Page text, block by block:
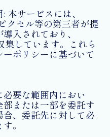
本サービスには、
セル等の第三者が提
入されており、
しています。これら
ポリシーに基づいて
要な範囲内におい
または一部を委託す
、委託先に対して必
。